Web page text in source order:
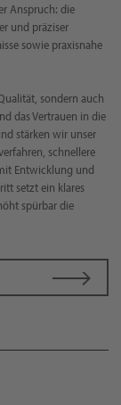
Anspruch: die
und präziser
sowie praxisnahe
sondern auch
das Vertrauen in die
stärken wir unser
schnellere
Entwicklung und
setzt ein klares
spürbar die